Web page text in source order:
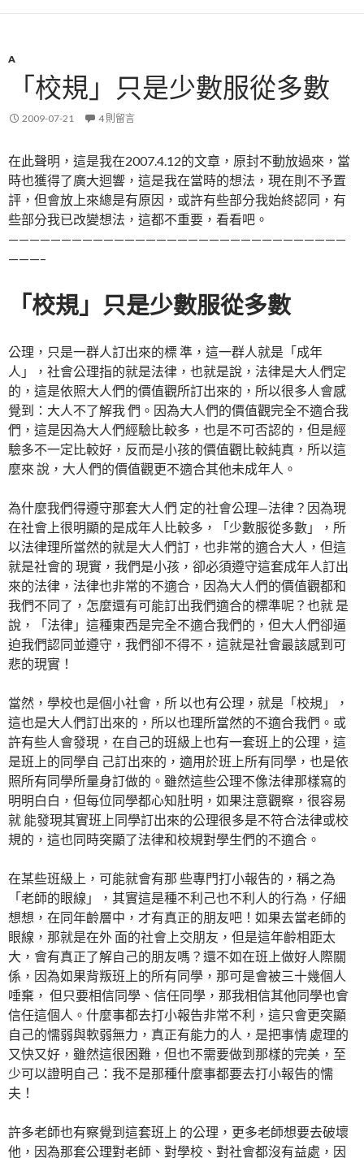
A
「校規」只是少數服從多數
2009-07-21 4 則留言
在此聲明，這是我在2007.4.12的文章，原封不動放過來，當
時也獲得了廣大迴響，這是我在當時的想法，現在則不予置
評，但會放上來總是有原因，或許有些部分我始終認同，有
些部分我已改變想法，這都不重要，看看吧。
————————————————————————————————
———–
「校規」只是少數服從多數
公理，只是一群人訂出來的標 準，這一群人就是「成年
人」，社會公理指的就是法律，也就是說，法律是大人們定
的，這是依照大人們的價值觀所訂出來的，所以很多人會感
覺到：大人不了解我 們。因為大人們的價值觀完全不適合我
們，這是因為大人們經驗比較多，也是不可否認的，但是經
驗多不一定比較好，反而是小孩的價值觀比較純真，所以這
麼來 說，大人們的價值觀更不適合其他未成年人。
為什麼我們得遵守那套大人們 定的社會公理—法律？因為現
在社會上很明顯的是成年人比較多，「少數服從多數」，所
以法律理所當然的就是大人們訂，也非常的適合大人，但這
就是社會的 現實，我們是小孩，卻必須遵守這套成年人訂出
來的法律，法律也非常的不適合，因為大人們的價值觀都和
我們不同了，怎麼還有可能訂出我們適合的標準呢？也就 是
說，「法律」這種東西是完全不適合我們的，但大人們卻逼
迫我們認同並遵守，我們卻不得不，這就是社會最該感到可
悲的現實！
當然，學校也是個小社會，所 以也有公理，就是「校規」，
這也是大人們訂出來的，所以也理所當然的不適合我們。或
許有些人會發現，在自己的班級上也有一套班上的公理，這
是班上的同學自 己訂出來的，適用於班上所有同學，也是依
照所有同學所量身訂做的。雖然這些公理不像法律那樣寫的
明明白白，但每位同學都心知肚明，如果注意觀察，很容易
就 能發現其實班上同學訂出來的公理很多是不符合法律或校
規的，這也同時突顯了法律和校規對學生們的不適合。
在某些班級上，可能就會有那 些專門打小報告的，稱之為
「老師的眼線」，其實這是種不利己也不利人的行為，仔細
想想，在同年齡層中，才有真正的朋友吧！如果去當老師的
眼線，那就是在外 面的社會上交朋友，但是這年齡相距太
大，會有真正了解自己的朋友嗎？還不如在班上做好人際關
係，因為如果背叛班上的所有同學，那可是會被三十幾個人
唾棄， 但只要相信同學、信任同學，那我相信其他同學也會
信任這個人。什麼事都去打小報告非常不利，這只會更突顯
自己的懦弱與軟弱無力，真正有能力的人，是把事情 處理的
又快又好，雖然這很困難，但也不需要做到那樣的完美，至
少可以證明自己：我不是那種什麼事都要去打小報告的懦
夫！
許多老師也有察覺到這套班上 的公理，更多老師想要去破壞
他，因為那套公理對老師、對學校、對社會都沒有益處，因